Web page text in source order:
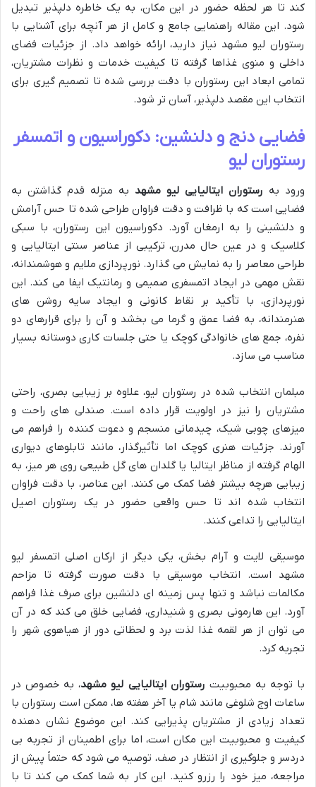
کند تا هر لحظه حضور در این مکان، به یک خاطره دلپذیر تبدیل
شود. این مقاله راهنمایی جامع و کامل از هر آنچه برای آشنایی با
رستوران لیو مشهد نیاز دارید، ارائه خواهد داد. از جزئیات فضای
داخلی و منوی غذاها گرفته تا کیفیت خدمات و نظرات مشتریان،
تمامی ابعاد این رستوران با دقت بررسی شده تا تصمیم گیری برای
انتخاب این مقصد دلپذیر، آسان تر شود.
فضایی دنج و دلنشین: دکوراسیون و اتمسفر
رستوران لیو
ورود به رستوران ایتالیایی لیو مشهد به منزله قدم گذاشتن به
فضایی است که با ظرافت و دقت فراوان طراحی شده تا حس آرامش
و دلنشینی را به ارمغان آورد. دکوراسیون این رستوران، با سبکی
کلاسیک و در عین حال مدرن، ترکیبی از عناصر سنتی ایتالیایی و
طراحی معاصر را به نمایش می گذارد. نورپردازی ملایم و هوشمندانه،
نقش مهمی در ایجاد اتمسفری صمیمی و رمانتیک ایفا می کند. این
نورپردازی، با تأکید بر نقاط کانونی و ایجاد سایه روشن های
هنرمندانه، به فضا عمق و گرما می بخشد و آن را برای قرارهای دو
نفره، جمع های خانوادگی کوچک یا حتی جلسات کاری دوستانه بسیار
مناسب می سازد.
مبلمان انتخاب شده در رستوران لیو، علاوه بر زیبایی بصری، راحتی
مشتریان را نیز در اولویت قرار داده است. صندلی های راحت و
میزهای چوبی شیک، چیدمانی منسجم و دعوت کننده را فراهم می
آورند. جزئیات هنری کوچک اما تأثیرگذار، مانند تابلوهای دیواری
الهام گرفته از مناظر ایتالیا یا گلدان های گل طبیعی روی هر میز، به
زیبایی هرچه بیشتر فضا کمک می کنند. این عناصر، با دقت فراوان
انتخاب شده اند تا حس واقعی حضور در یک رستوران اصیل
ایتالیایی را تداعی کنند.
موسیقی لایت و آرام بخش، یکی دیگر از ارکان اصلی اتمسفر لیو
مشهد است. انتخاب موسیقی با دقت صورت گرفته تا مزاحم
مکالمات نباشد و تنها پس زمینه ای دلنشین برای صرف غذا فراهم
آورد. این هارمونی بصری و شنیداری، فضایی خلق می کند که در آن
می توان از هر لقمه غذا لذت برد و لحظاتی دور از هیاهوی شهر را
تجربه کرد.
با توجه به محبوبیت رستوران ایتالیایی لیو مشهد، به خصوص در
ساعات اوج شلوغی مانند شام یا آخر هفته ها، ممکن است رستوران با
تعداد زیادی از مشتریان پذیرایی کند. این موضوع نشان دهنده
کیفیت و محبوبیت این مکان است، اما برای اطمینان از تجربه بی
دردسر و جلوگیری از انتظار در صف، توصیه می شود که حتماً پیش از
مراجعه، میز خود را رزرو کنید. این کار به شما کمک می کند تا با